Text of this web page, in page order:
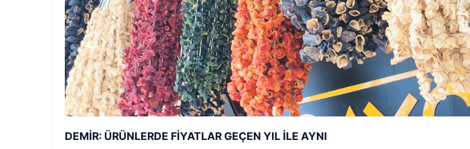
DEMİR: ÜRÜNLERDE FİYATLAR GEÇEN YIL İLE AYNI